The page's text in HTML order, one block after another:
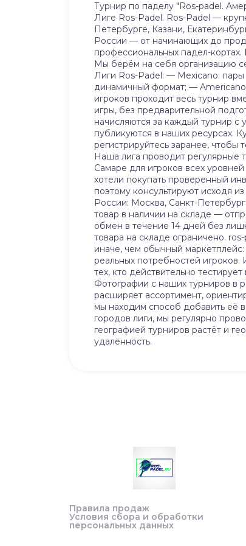
Турнир по паделу "Ros-padel.
Лиге Ros-Padel. Ros-Padel —
Петербурге, Казани,
России — от начинающих до
профессиональных падел-
Мы берём на себя организацию
Лиги Ros-Padel: — Mexicano:
динамичный формат; —
игроков проходит весь турнир
игры, без предварительной
начисляются за каждый турнир с
публикуются в наших ресурсах.
регистрируйтесь заранее,
Наша лига проводит регулярные
Самаре для игроков всех
хотели покупать проверенный
поэтому консультируют исходя
России: Москва, Санкт-
товар в наличии на складе —
обмен в течение 14 дней без
товара на складе ограничено.
иначе, чем обычный маркетплейс:
реальных потребностей
тех, кто действительно
Фотографии с наших турниров в
расширяет ассортимент,
мы находим способ добавить её
городов лиги, мы регулярно
географией турниров растёт и
удалённость.
Правила продаж
Условия сбора и обработки
персональных данных